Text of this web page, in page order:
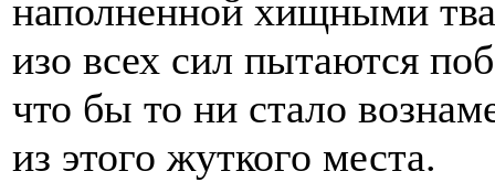
наполненной хищными
изо всех сил пытаются
что бы то ни стало
из этого жуткого места.